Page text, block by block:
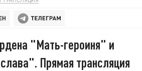
"Мать-героиня" и
Прямая трансляция